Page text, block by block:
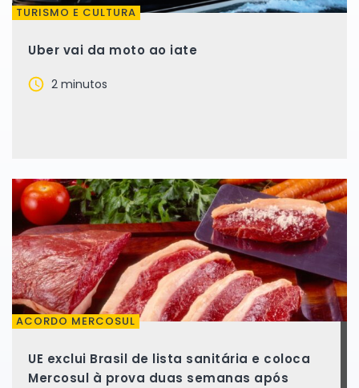
TURISMO E CULTURA
Uber vai da moto ao iate
2 minutos
ACORDO MERCOSUL
UE exclui Brasil de lista sanitária e coloca
Mercosul à prova duas semanas após